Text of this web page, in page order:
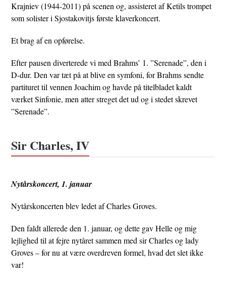
Krajniev (1944-2011) på scenen og, assisteret af Ketils trompet
som solister i Sjostakovitjs første klaverkoncert.
Et brag af en opførelse.
Efter pausen diverterede vi med Brahms’ 1. ”Serenade”, den i
D-dur. Den var tæt på at blive en symfoni, for Brahms sendte
partituret til vennen Joachim og havde på titelbladet kaldt
værket Sinfonie, men atter streget det ud og i stedet skrevet
”Serenade”.
Sir Charles, IV
Nytårskoncert, 1. januar
Nytårskoncerten blev ledet af Charles Groves.
Den faldt allerede den 1. januar, og dette gav Helle og mig
lejlighed til at fejre nytåret sammen med sir Charles og lady
Groves – for nu at være overdreven formel, hvad det slet ikke
var!